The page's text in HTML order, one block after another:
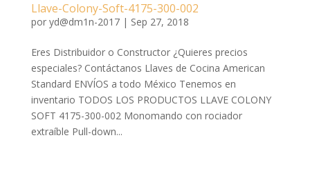
Llave-Colony-Soft-4175-300-002
por yd@dm1n-2017| Sep 27, 2018
Eres Distribuidor o Constructor ¿Quieres precios
especiales? Contáctanos Llaves de Cocina American
Standard ENVÍOS a todo México Tenemos en
inventario TODOS LOS PRODUCTOS LLAVE COLONY
SOFT 4175-300-002 Monomando con rociador
extraíble Pull-down...